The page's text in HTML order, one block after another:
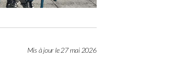
Mis à jour le 27 mai 2026